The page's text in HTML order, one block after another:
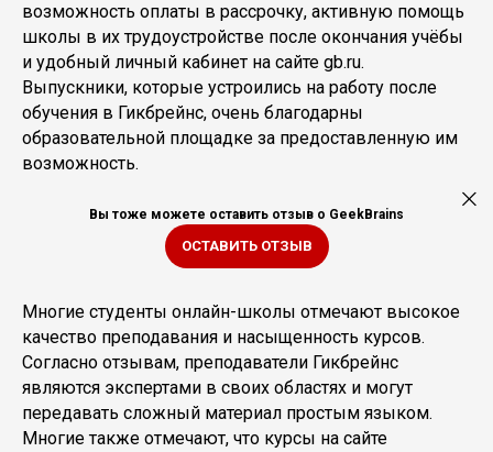
возможность оплаты в рассрочку, активную помощь
школы в их трудоустройстве после окончания учёбы
и удобный личный кабинет на сайте gb.ru.
Выпускники, которые устроились на работу после
обучения в Гикбрейнс, очень благодарны
образовательной площадке за предоставленную им
возможность.
Вы тоже можете оставить отзыв о GeekBrains
ОСТАВИТЬ ОТЗЫВ
Многие студенты онлайн-школы отмечают высокое
качество преподавания и насыщенность курсов.
Согласно отзывам, преподаватели Гикбрейнс
являются экспертами в своих областях и могут
передавать сложный материал простым языком.
Многие также отмечают, что курсы на сайте